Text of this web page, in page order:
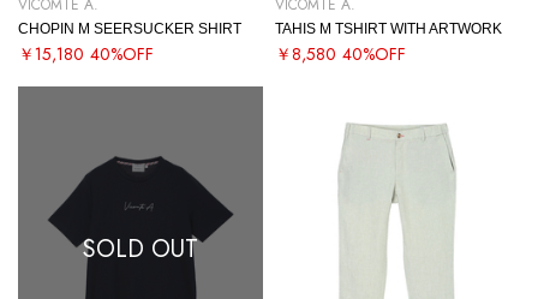
VICOMTE A.
CHOPIN M SEERSUCKER SHIRT
￥15,180 40%OFF
VICOMTE A.
TAHIS M TSHIRT WITH ARTWORK
￥8,580 40%OFF
SOLD OUT